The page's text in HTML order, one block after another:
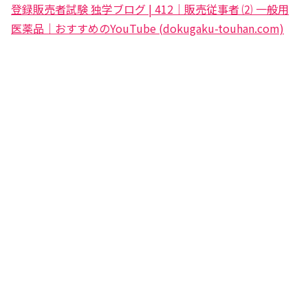
登録販売者試験 独学ブログ | 412｜販売従事者 ⑵ 一般用
医薬品｜おすすめのYouTube (dokugaku-touhan.com)